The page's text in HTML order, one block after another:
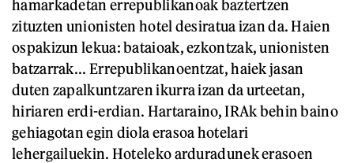
hamarkadetan errepublikanoak baztertzen
zituzten unionisten hotel desiratua izan da. Haien
ospakizun lekua: bataioak, ezkontzak, unionisten
batzarrak... Errepublikanoentzat, haiek jasan
duten zapalkuntzaren ikurra izan da urteetan,
hiriaren erdi-erdian. Hartaraino, IRAk behin baino
gehiagotan egin diola erasoa hotelari
lehergailuekin. Hoteleko arduradunek erasoen